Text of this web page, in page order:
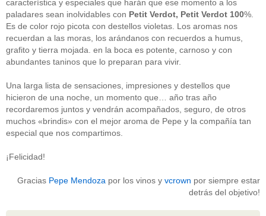
característica y especiales que harán que ese momento a los
paladares sean inolvidables con Petit Verdot, Petit Verdot 100%.
Es de color rojo picota con destellos violetas. Los aromas nos
recuerdan a las moras, los arándanos con recuerdos a humus,
grafito y tierra mojada. en la boca es potente, carnoso y con
abundantes taninos que lo preparan para vivir.
Una larga lista de sensaciones, impresiones y destellos que
hicieron de una noche, un momento que… año tras año
recordaremos juntos y vendrán acompañados, seguro, de otros
muchos «brindis» con el mejor aroma de Pepe y la compañía tan
especial que nos compartimos.
¡Felicidad!
Gracias Pepe Mendoza por los vinos y vcrown por siempre estar
detrás del objetivo!